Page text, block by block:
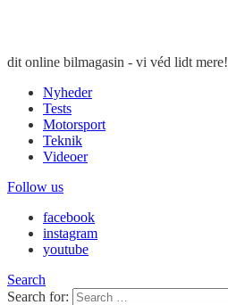
dit online bilmagasin - vi véd lidt mere!
Nyheder
Tests
Motorsport
Teknik
Videoer
Follow us
facebook
instagram
youtube
Search
Search for: